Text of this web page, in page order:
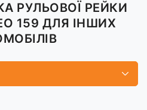
РУЛЬОВОЇ РЕЙКИ
159 ДЛЯ ІНШИХ